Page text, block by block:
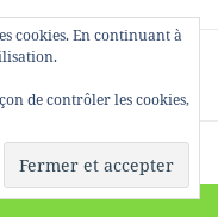
cookies. En continuant à
de contrôler les cookies,